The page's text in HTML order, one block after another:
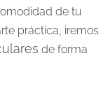
de tu
práctica, iremos
de forma